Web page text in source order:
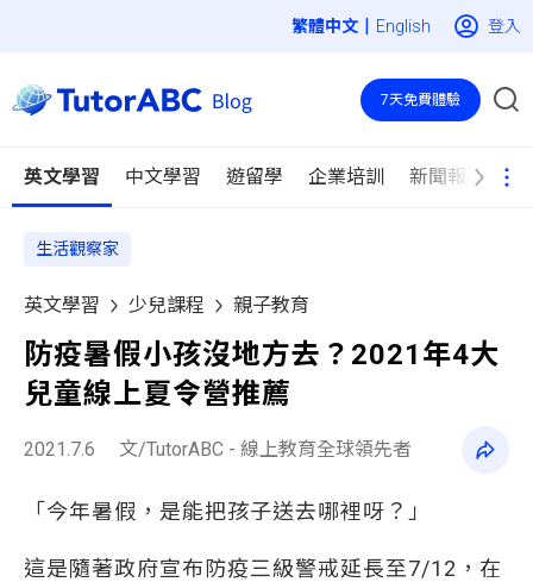
| English 登入
英文學習 中文學習 遊留學 企業培訓 新聞報導
7天免費體驗
生活觀察家
英文學習 少兒課程 親子教育
防疫暑假小孩沒地方去？2021年4大
兒童線上夏令營推薦
2021.7.6 文/TutorABC - 線上教育全球領先者
「今年暑假，是能把孩子送去哪裡呀？」
這是隨著政府宣布防疫三級警戒延長至7/12，在